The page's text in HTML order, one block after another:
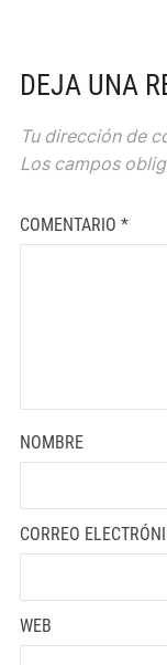
DEJA UNA
Tu dirección de
Los campos
COMENTARIO *
NOMBRE
CORREO
WEB